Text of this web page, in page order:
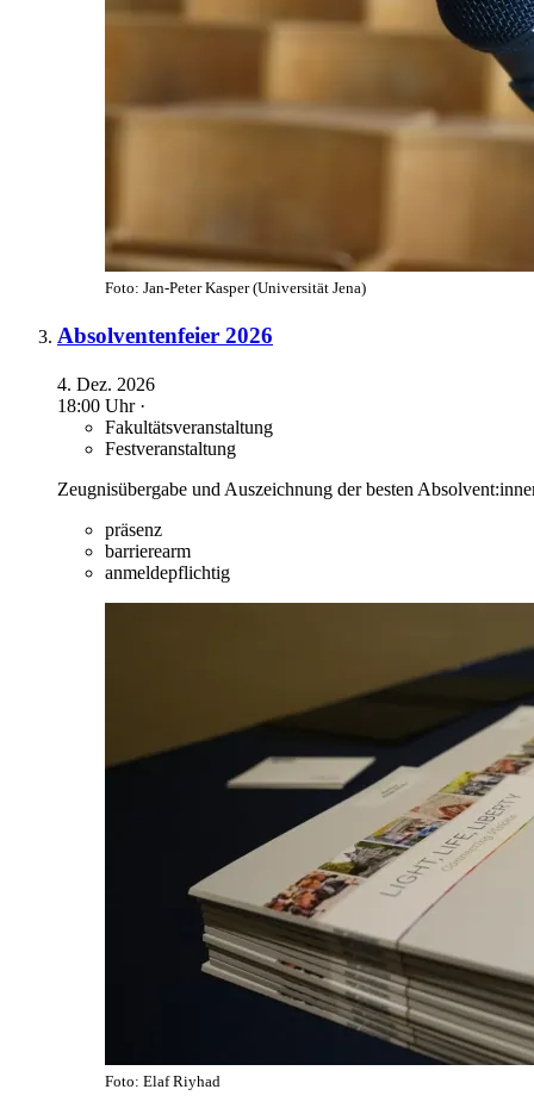
Foto: Jan-Peter Kasper (Universität Jena)
Absolventenfeier 2026
4. Dez. 2026
18:00 Uhr ·
Fakultätsveranstaltung
Festveranstaltung
Zeugnisübergabe und Auszeichnung der besten
präsenz
barrierearm
anmeldepflichtig
Foto: Elaf Riyhad